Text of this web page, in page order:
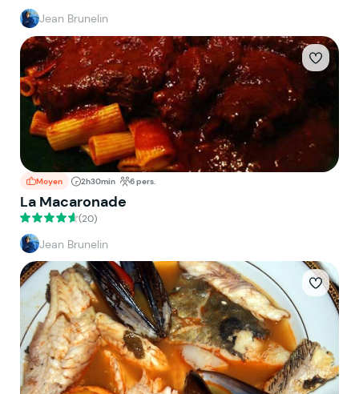
Jean Brunelin
Moyen 2h30min 6 pers.
La Macaronade
(20)
Jean Brunelin